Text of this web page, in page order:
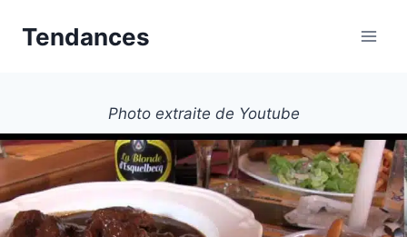
Tendances
Photo extraite de Youtube